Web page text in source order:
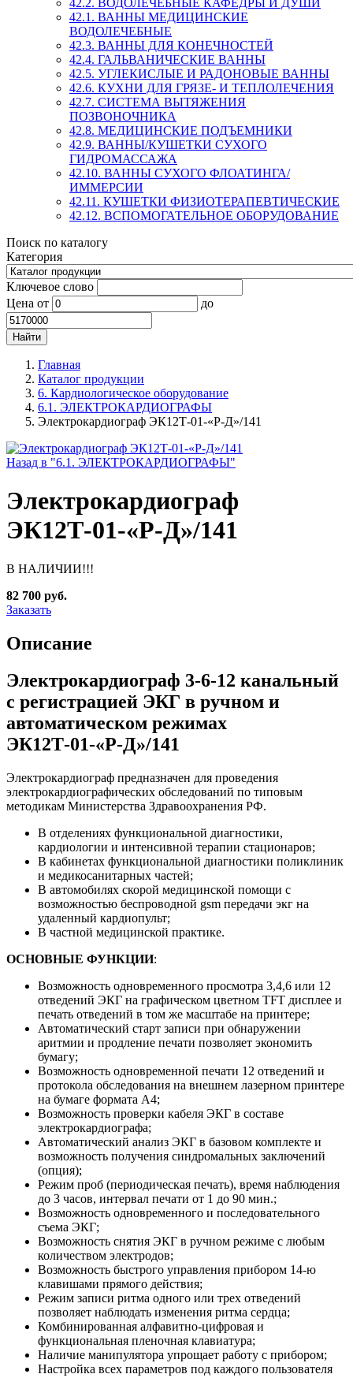
42.2. ВОДОЛЕЧЕБНЫЕ КАФЕДРЫ И ДУШИ
42.1. ВАННЫ МЕДИЦИНСКИЕ
ВОДОЛЕЧЕБНЫЕ
42.3. ВАННЫ ДЛЯ КОНЕЧНОСТЕЙ
42.4. ГАЛЬВАНИЧЕСКИЕ ВАННЫ
42.5. УГЛЕКИСЛЫЕ И РАДОНОВЫЕ ВАННЫ
42.6. КУХНИ ДЛЯ ГРЯЗЕ- И ТЕПЛОЛЕЧЕНИЯ
42.7. СИСТЕМА ВЫТЯЖЕНИЯ
ПОЗВОНОЧНИКА
42.8. МЕДИЦИНСКИЕ ПОДЪЕМНИКИ
42.9. ВАННЫ/КУШЕТКИ СУХОГО
ГИДРОМАССАЖА
42.10. ВАННЫ СУХОГО ФЛОАТИНГА/
ИММЕРСИИ
42.11. КУШЕТКИ ФИЗИОТЕРАПЕВТИЧЕСКИЕ
42.12. ВСПОМОГАТЕЛЬНОЕ ОБОРУДОВАНИЕ
Поиск по каталогу
Категория
Ключевое слово
Цена от до
Главная
Каталог продукции
6. Кардиологическое оборудование
6.1. ЭЛЕКТРОКАРДИОГРАФЫ
Электрокардиограф ЭК12Т-01-«Р-Д»/141
Назад в "6.1. ЭЛЕКТРОКАРДИОГРАФЫ"
Электрокардиограф
ЭК12Т-01-«Р-Д»/141
В НАЛИЧИИ!!!
82 700 руб.
Заказать
Описание
Электрокардиограф 3-6-12 канальный
с регистрацией ЭКГ в ручном и
автоматическом режимах
ЭК12Т-01-«Р-Д»/141
Электрокардиограф предназначен для проведения
электрокардиографических обследований по типовым
методикам Министерства Здравоохранения РФ.
В отделениях функциональной диагностики,
кардиологии и интенсивной терапии стационаров;
В кабинетах функциональной диагностики поликлиник
и медикосанитарных частей;
В автомобилях скорой медицинской помощи с
возможностью беспроводной gsm передачи экг на
удаленный кардиопульт;
В частной медицинской практике.
ОСНОВНЫЕ ФУНКЦИИ:
Возможность одновременного просмотра 3,4,6 или 12
отведений ЭКГ на графическом цветном TFT дисплее и
печать отведений в том же масштабе на принтере;
Автоматический старт записи при обнаружении
аритмии и продление печати позволяет экономить
бумагу;
Возможность одновременной печати 12 отведений и
протокола обследования на внешнем лазерном принтере
на бумаге формата А4;
Возможность проверки кабеля ЭКГ в составе
электрокардиографа;
Автоматический анализ ЭКГ в базовом комплекте и
возможность получения синдромальных заключений
(опция);
Режим проб (периодическая печать), время наблюдения
до 3 часов, интервал печати от 1 до 90 мин.;
Возможность одновременного и последовательного
съема ЭКГ;
Возможность снятия ЭКГ в ручном режиме с любым
количеством электродов;
Возможность быстрого управления прибором 14-ю
клавишами прямого действия;
Режим записи ритма одного или трех отведений
позволяет наблюдать изменения ритма сердца;
Комбинированная алфавитно-цифровая и
функциональная пленочная клавиатура;
Наличие манипулятора упрощает работу с прибором;
Настройка всех параметров под каждого пользователя